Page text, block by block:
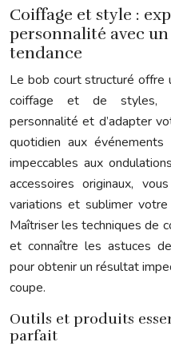
Coiffage et style :
personnalité avec
tendance
Le bob court structuré
coiffage et de styles,
personnalité et d’adapter
quotidien aux
impeccables aux
accessoires originaux,
variations et sublimer
Maîtriser les techniques de
et connaître les astuces
pour obtenir un résultat
coupe.
Outils et produits
parfait